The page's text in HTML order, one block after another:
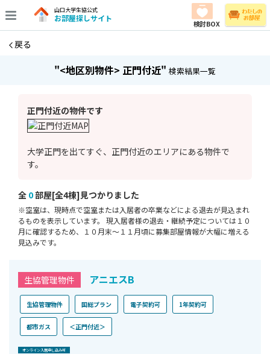
山口大学生協公式
お部屋探しサイト
検討BOX
戻る
"<地区別物件> 正門付近" 検索結果一覧
正門付近の物件です
大学正門を出てすぐ、正門付近のエリアにある物件で
す。
全 0部屋[全4棟]⾒つかりました
※空室は、現時点で空室または⼊居者の卒業などによる退去が⾒込まれ
るものを表⽰しています。 現入居者様の退去・継続予定については１０
月に確認するため、１０月末～１１月頃に募集部屋情報が大幅に増える
見込みです。
生協管理物件 アニエスB
生協管理物件 国総プラン 電子契約可 1年契約可
都市ガス ＜正門付近＞
オンライン⼊居申し込み可